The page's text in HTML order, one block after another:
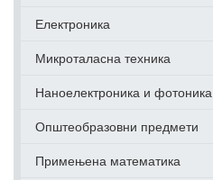
Електроника
Микроталасна техника
Наноелектроника и фотоника
Општеобразовни предмети
Примењена математика